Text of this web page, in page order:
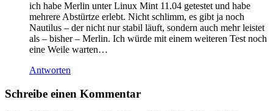
ich habe Merlin unter Linux Mint 11.04 getestet und habe
mehrere Abstürtze erlebt. Nicht schlimm, es gibt ja noch
Nautilus – der nicht nur stabil läuft, sondern auch mehr leistet
als – bisher – Merlin. Ich würde mit einem weiteren Test noch
eine Weile warten…
Antworten
Schreibe einen Kommentar